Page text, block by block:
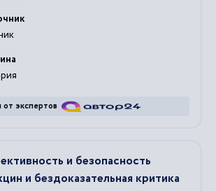
от экспертов
и безопасность
и бездоказательная критика